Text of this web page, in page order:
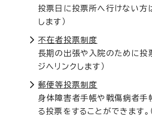
投票日に投票所へ行けない方
します）
不在者投票制度
長期の出張や入院のために投
ジへリンクします）
郵便等投票制度
身体障害者手帳や戦傷病者手
る投票をすることができます。